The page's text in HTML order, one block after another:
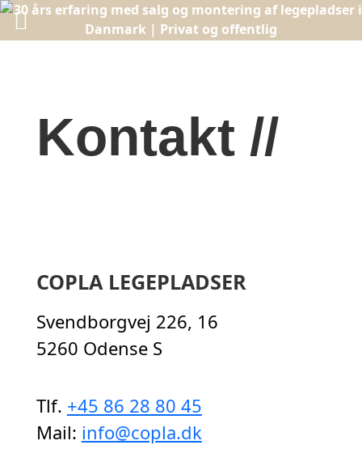
Kontakt //
COPLA LEGEPLADSER
Svendborgvej 226, 16
5260 Odense S
Tlf. +45 86 28 80 45
Mail: info@copla.dk